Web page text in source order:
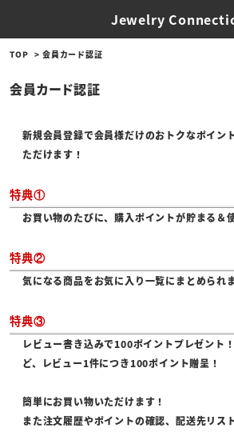
Jewelry
TOP 会員カード認証
会員カード認証
新規会員登録で会員様だけのおトクなポイン
ただけます！
特典①
お買い物のたびに、購入ポイントが貯まる＆
特典②
気になる商品をお気に入り一覧にまとめられま
特典③
レビュー書き込みで100ポイントプレゼント
ど、レビュー1件につき100ポイント贈呈！
簡単にお買い物いただけます！
また注文履歴やポイントの確認、配送先リス